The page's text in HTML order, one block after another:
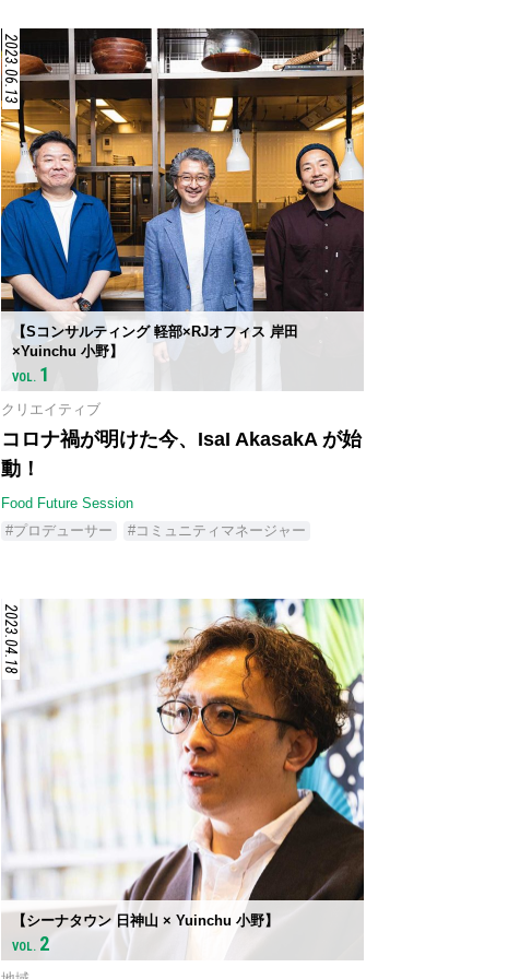
2023.06.13
【Sコンサルティング 軽部×RJオフィス 岸田
×Yuinchu 小野】
VOL. 1
クリエイティブ
コロナ禍が明けた今、IsaI AkasakA が始
動！
Food Future Session
#プロデューサー
#コミュニティマネージャー
2023.04.18
【シーナタウン 日神山 × Yuinchu 小野】
VOL. 2